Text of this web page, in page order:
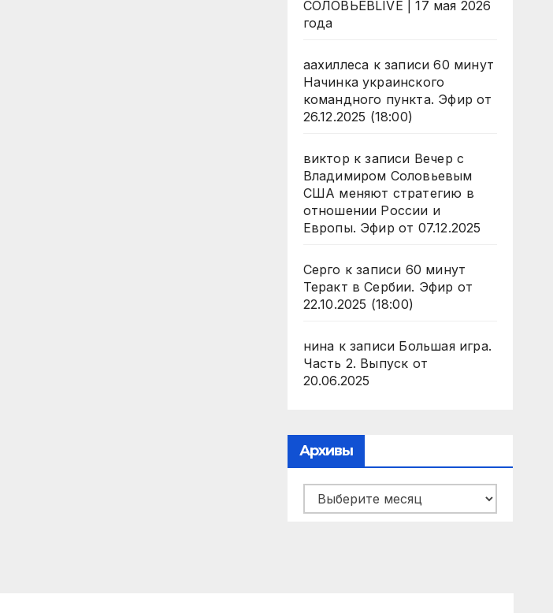
СОЛОВЬЁВLIVE | 17 мая 2026
года
аахиллеса к записи60 минут
Начинка украинского
командного пункта. Эфир от
26.12.2025 (18:00)
виктор к записи Вечер с
Владимиром Соловьевым
США меняют стратегию в
отношении России и
Европы. Эфир от 07.12.2025
Серго к записи 60 минут
Теракт в Сербии. Эфир от
22.10.2025 (18:00)
нина к записи Большая игра.
Часть 2. Выпуск от
20.06.2025
Архивы
Архивы